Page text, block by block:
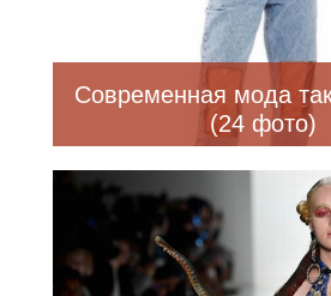
Современная мода
(24 фото)